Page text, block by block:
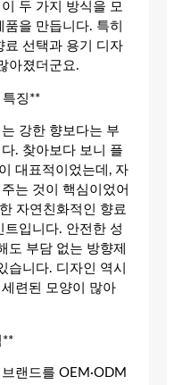
두 가지 방식을 모
을 만듭니다. 특히
료 선택과 용기 디자
아졌더군요.
특징**
강한 향보다는 부
. 찾아보다 보니 플
대표적이었는데, 자
는 것이 핵심이었어
자연친화적인 향료
입니다. 안전한 성
도 부담 없는 방향제
습니다. 디자인 역시
련된 모양이 많아
**
랜드를 OEM·ODM